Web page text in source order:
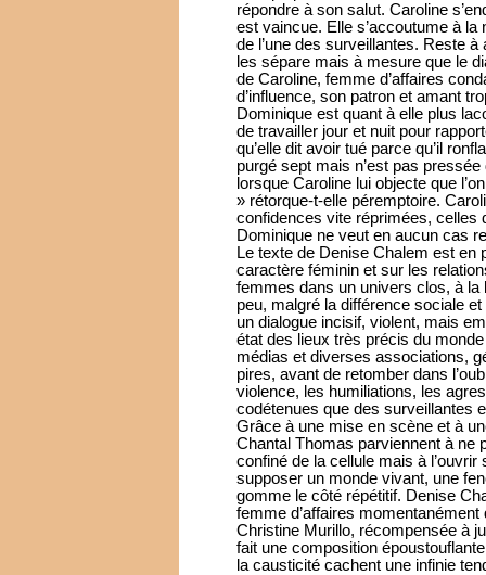
répondre à son salut. Caroline
est vaincue. Elle s’accoutume à
de l’une des surveillantes. Reste
les sépare mais à mesure que le
de Caroline, femme d’affaires
d’influence, son patron et amant
Dominique est quant à elle plus
de travailler jour et nuit pour
qu’elle dit avoir tué parce qu’il
purgé sept mais n’est pas
lorsque Caroline lui objecte que
» rétorque-t-elle péremptoire.
confidences vite réprimées, celles
Dominique ne veut en aucun cas
Le texte de Denise Chalem est en
caractère féminin et sur les
femmes dans un univers clos, à la
peu, malgré la différence sociale
un dialogue incisif, violent, mais
état des lieux très précis du
médias et diverses associations,
pires, avant de retomber dans
violence, les humiliations, les
codétenues que des surveillantes
Grâce à une mise en scène et à
Chantal Thomas parviennent à ne
confiné de la cellule mais à
supposer un monde vivant, une
gomme le côté répétitif. Denise
femme d’affaires
Christine Murillo, récompensée à
fait une composition
la causticité cachent une infinie